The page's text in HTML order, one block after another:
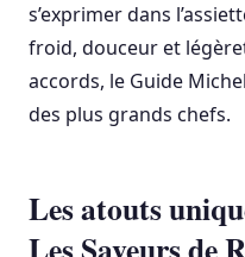
s’exprimer dans
froid, douceur et
accords, le Guide
des plus grands chefs.
Les atouts